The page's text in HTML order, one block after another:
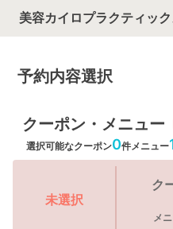
美容カイロプラクティッ
予約内容選択
クーポン・メニュー
選択可能なクーポン0件 メニュー
未選択
ク
メ